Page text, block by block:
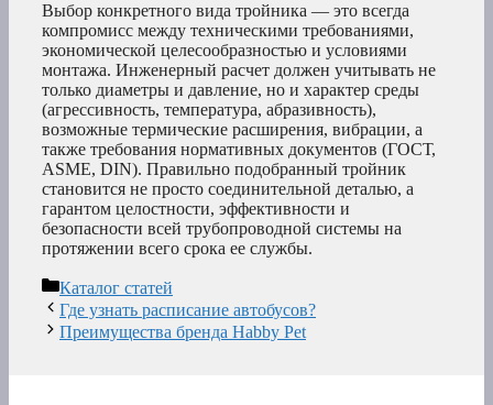
Выбор конкретного вида тройника — это всегда
компромисс между техническими требованиями,
экономической целесообразностью и условиями
монтажа. Инженерный расчет должен учитывать не
только диаметры и давление, но и характер среды
(агрессивность, температура, абразивность),
возможные термические расширения, вибрации, а
также требования нормативных документов (ГОСТ,
ASME, DIN). Правильно подобранный тройник
становится не просто соединительной деталью, а
гарантом целостности, эффективности и
безопасности всей трубопроводной системы на
протяжении всего срока ее службы.
Рубрики
Каталог статей
Где узнать расписание автобусов?
Преимущества бренда Habby Pet